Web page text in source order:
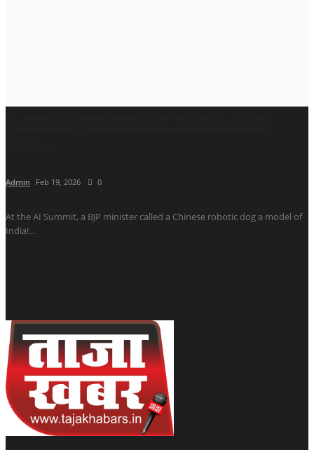
Admin Feb 19, 2026 0
At the AI ​​Summit, a BJP minister called a Chinese robotic dog a model of
India!...